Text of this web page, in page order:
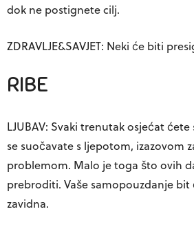
dok ne postignete cilj.
ZDRAVLJE&SAVJET: Neki će biti
RIBE
LJUBAV: Svaki trenutak osjećat
se suočavate s ljepotom, izazovom
problemom. Malo je toga što ovih
prebroditi. Vaše samopouzdanje bit
zavidna.